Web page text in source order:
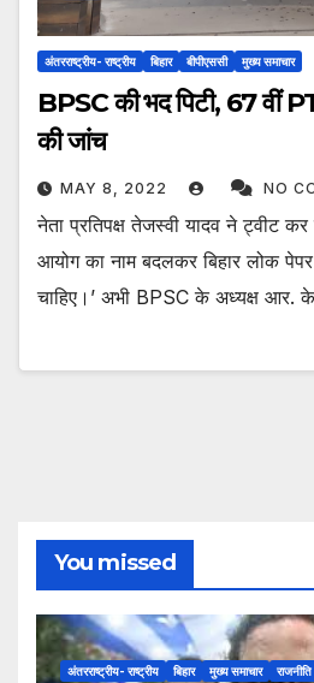
अंतरराष्ट्रीय- राष्ट्रीय बिहार बीपीएससी मुख्य समाचार
BPSC की भद पिटी, 67 वीं
की जांच
MAY 8, 2022 NO
नेता प्रतिपक्ष तेजस्वी यादव ने ट्वीट
आयोग का नाम बदलकर बिहार लोक
चाहिए।’ अभी BPSC के अध्यक्ष आर.
You missed
अंतरराष्ट्रीय- राष्ट्रीय बिहार मुख्य समाचार राजनीति